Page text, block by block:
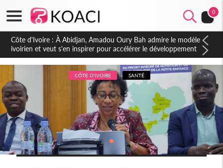
0
Côte d'Ivoire : À Abidjan, Amadou Oury Bah admire le modèle
ivoirien et veut s'en inspirer pour accélérer le développement
de la Guinée
CÔTE D'IVOIRE SANTÉ